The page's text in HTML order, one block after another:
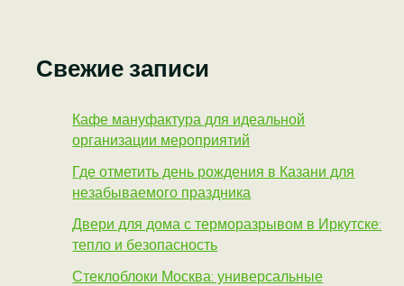
Свежие записи
Кафе мануфактура для идеальной
организации мероприятий
Где отметить день рождения в Казани для
незабываемого праздника
Двери для дома с терморазрывом в Иркутске:
тепло и безопасность
Стеклоблоки Москва: универсальные